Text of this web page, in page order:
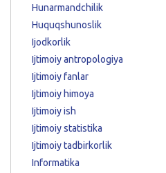
Hunarmandchilik
Huquqshunoslik
Ijodkorlik
Ijtimoiy antropologiya
Ijtimoiy fanlar
Ijtimoiy himoya
Ijtimoiy ish
Ijtimoiy statistika
Ijtimoiy tadbirkorlik
Informatika